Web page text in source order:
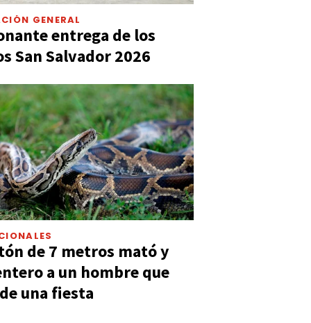
GENERAL
entrega de los
San Salvador 2026
de 7 metros mató y
a un hombre que
una fiesta